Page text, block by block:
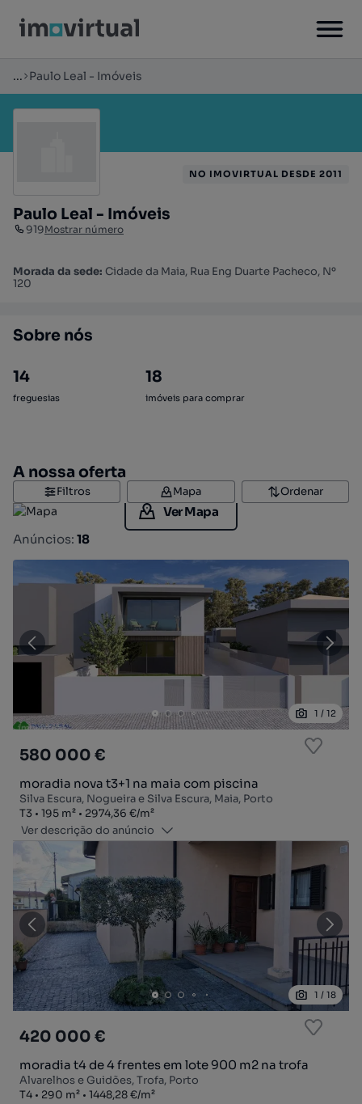
... Paulo Leal - Imóveis
Paulo Leal - Imóveis
919Mostrar número
Morada da sede: Cidade da Maia, Rua Eng Duarte Pacheco, Nº
120
NO IMOVIRTUAL DESDE 2011
Sobre nós
14
freguesias
18
imóveis para comprar
A nossa oferta
Filtros Mapa Ordenar
Ver Mapa
Anúncios: 18
1 / 12
580 000 €
moradia nova t3+1 na maia com piscina
Silva Escura, Nogueira e Silva Escura, Maia, Porto
Tipologia
T3
Zona195 m²
Preço por metro quadrado
2974,36 €/m²
Ver descrição do anúncio
1 / 18
420 000 €
moradia t4 de 4 frentes em lote 900 m2 na trofa
Alvarelhos e Guidões, Trofa, Porto
Tipologia
T4
Zona290 m²
Preço por metro quadrado
1448,28 €/m²